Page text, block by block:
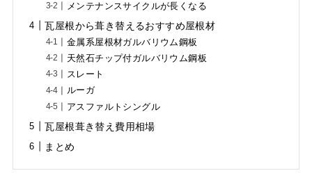
メンテナンスサイクルが長くなる
瓦屋根から葺き替えるおすすめ屋根材
金属系屋根材ガルバリウム鋼板
天然石チップ付ガルバリウム鋼板
スレート
ルーガ
アスファルトシングル
瓦屋根葺き替え費用相場
まとめ